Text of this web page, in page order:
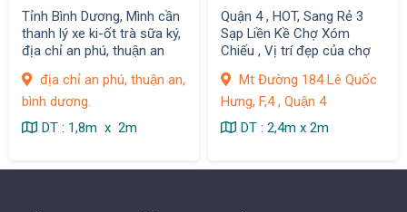
Tỉnh Bình Dương, Mình cần
thanh lý xe ki-ốt trà sữa ký,
địa chỉ an phú, thuận an
địa chỉ an phú, thuận an,
bình dương.
DT : 1,8m x 2m
Quận 4 , HOT, Sang Rẻ 3
Sạp Liền Kề Chợ Xóm
Chiếu , Vị trí đẹp của chợ
Mt Đường 184 Lê Quốc
Hưng, F,4 , Quận 4
DT : 2,4m x 2m